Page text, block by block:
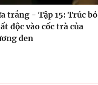
trắng - Tập 15: Trúc bỏ
độc vào cốc trà của
đen